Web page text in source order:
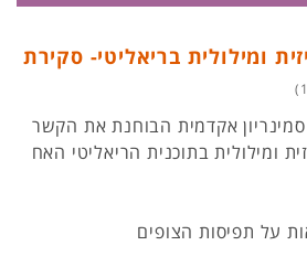
ומילולית בריאליטי- סקירת
אקדמית הבוחנת את הקשר
ומילולית בתוכנית הריאליטי האח
על תפיסות הצופים